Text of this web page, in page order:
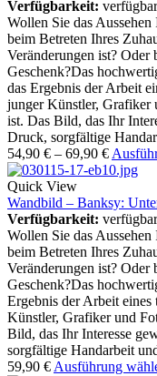
Verfügbarkeit: verfügbar
Wollen Sie das
beim Betreten Ihres
Veränderungen ist?
Geschenk?Das
das Ergebnis der Arbeit
junger Künstler, Grafiker
ist. Das Bild, das Ihr
Druck, sorgfältige
54,90 € – 69,90 €
Quick View
Wandbild – Banksy:
Verfügbarkeit: verfügbar
Wollen Sie das
beim Betreten Ihres
Veränderungen ist?
Geschenk?Das
Ergebnis der Arbeit eines
Künstler, Grafiker und
Bild, das Ihr Interesse
sorgfältige Handarbeit
59,90 € Ausführung